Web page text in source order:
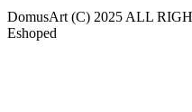
DomusArt (C) 2025 ALL
Eshoped